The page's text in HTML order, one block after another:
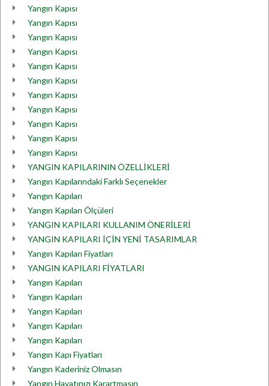
Yangın Kapısı
Yangın Kapısı
Yangın Kapısı
Yangın Kapısı
Yangın Kapısı
Yangın Kapısı
Yangın Kapısı
Yangın Kapısı
Yangın Kapısı
Yangın Kapısı
Yangın Kapısı
YANGIN KAPILARININ ÖZELLİKLERİ
Yangın Kapılarındaki Farklı Seçenekler
Yangın Kapıları
Yangın Kapıları Ölçüleri
YANGIN KAPILARI KULLANIM ÖNERİLERİ
YANGIN KAPILARI İÇİN YENİ TASARIMLAR
Yangın Kapıları Fiyatları
YANGIN KAPILARI FİYATLARI
Yangın Kapıları
Yangın Kapıları
Yangın Kapıları
Yangın Kapıları
Yangın Kapıları
Yangın Kapı Fiyatları
Yangın Kaderiniz Olmasın
Yangın Hayatınızı Karartmasın